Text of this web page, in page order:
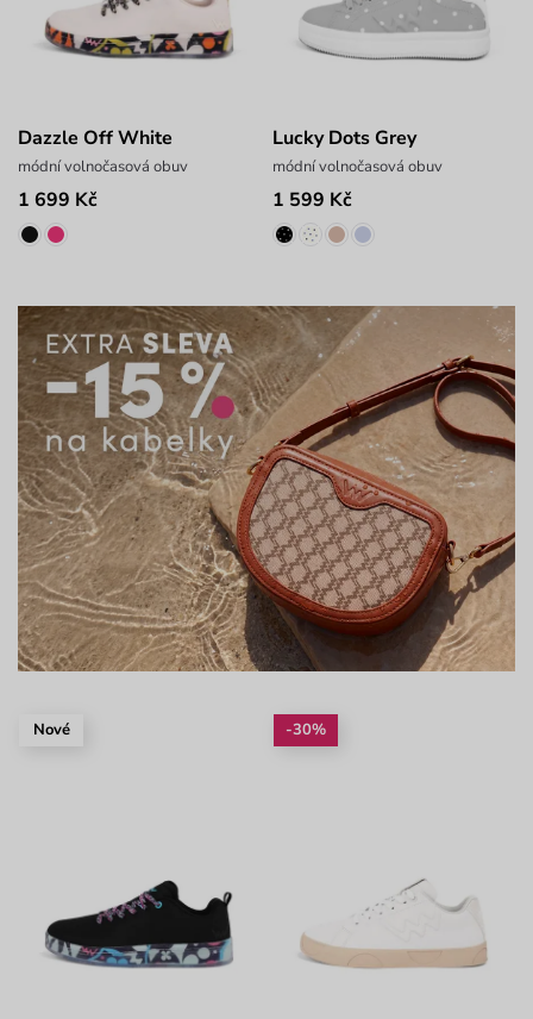
Dazzle Off White
módní volnočasová obuv
1 699 Kč
Lucky Dots Grey
módní volnočasová obuv
1 599 Kč
Nové -30%